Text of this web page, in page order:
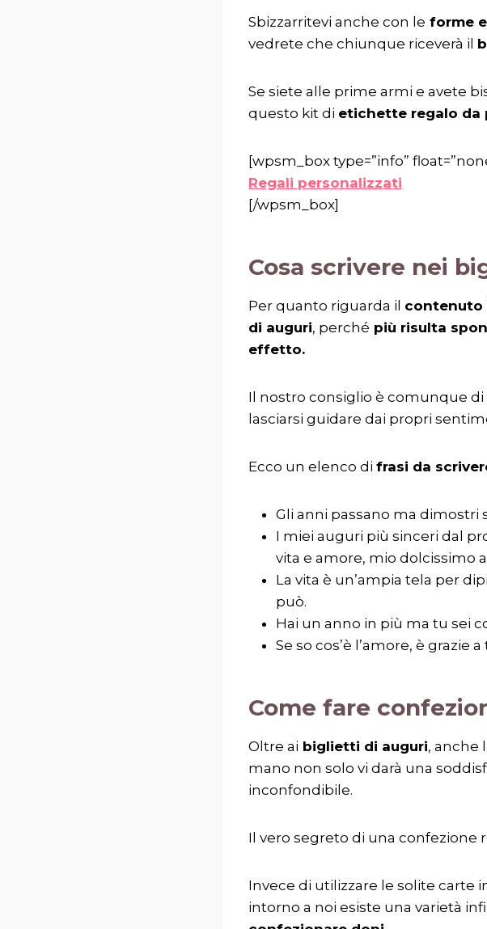
Sbizzarritevi anche con le forme
vedrete che chiunque riceverà il
Se siete alle prime armi e avete
questo kit di etichette regalo da
[wpsm_box type=”info”
Regali personalizzati
[/wpsm_box]
Cosa scrivere nei
Per quanto riguarda il contenuto
di auguri, perché più risulta
effetto.
Il nostro consiglio è comunque
lasciarsi guidare dai propri
Ecco un elenco di frasi da
Gli anni passano ma
I miei auguri più sinceri dal
vita e amore, mio dolcissimo
La vita è un’ampia tela per
può.
Hai un anno in più ma tu sei
Se so cos’è l’amore, è grazie a
Come fare
Oltre ai biglietti di auguri, anche
mano non solo vi darà una
inconfondibile.
Il vero segreto di una confezione
Invece di utilizzare le solite carte
intorno a noi esiste una varietà